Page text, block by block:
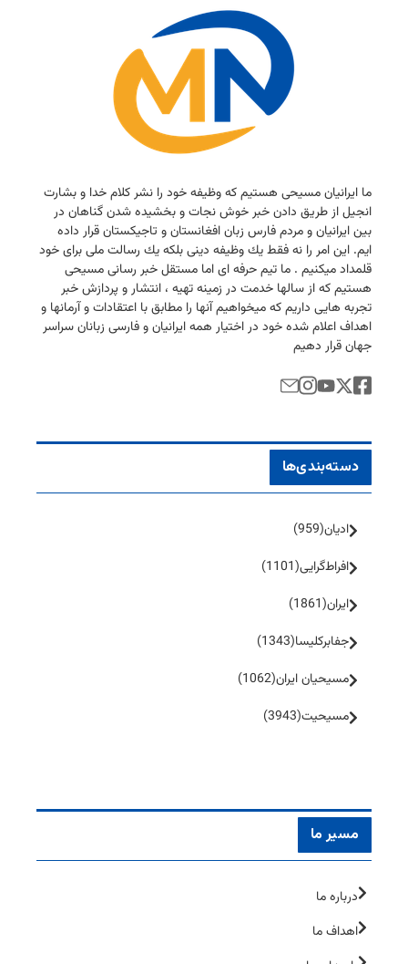
ما ایرانیان مسیحی هستیم كه وظیفه خود را نشر كلام خدا و بشارت
انجیل از طریق دادن خبر خوش نجات و بخشیده شدن گناهان در
بین ایرانیان و مردم فارس زبان افغانستان و تاجیكستان قرار داده
ایم. این امر را نه فقط یك وظیفه دینی بلكه یك رسالت ملی برای خود
قلمداد میكنیم . ما تیم حرفه ای اما مستقل خبر رسانی مسیحی
هستیم كه از سالها خدمت در زمینه تهیه ، انتشار و پردازش خبر
تجربه هایی داریم كه میخواهیم آنها را مطابق با اعتقادات و آرمانها و
اهداف اعلام شده خود در اختیار همه ایرانیان و فارسی زبانان سراسر
جهان قرار دهیم
دسته‌بندی‌ها
ادیان(959)
افراط‌گرایی(1101)
ایران(1861)
جفا‌بر‌کلیسا(1343)
مسیحیان ایران(1062)
مسیحیت(3943)
مسیر ما
درباره ما
اهداف ما